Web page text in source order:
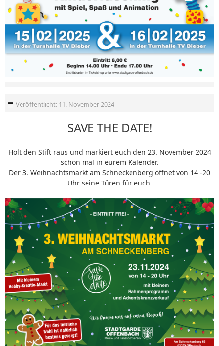
Veröffentlicht: 11. November 2024
SAVE THE DATE!
Holt den Stift raus und markiert euch den 23. November 2024
schon mal in eurem Kalender.
Der 3. Weihnachtsmarkt am Schneckenberg öffnet von 14 -20
Uhr seine Türen für euch.